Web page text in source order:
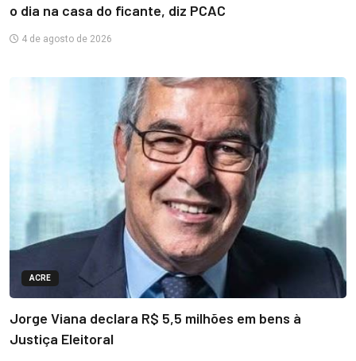
o dia na casa do ficante, diz PCAC
4 de agosto de 2026
ACRE
Jorge Viana declara R$ 5,5 milhões em bens à
Justiça Eleitoral